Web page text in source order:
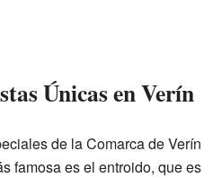
Únicas en Verín
de la Comarca de Verín
famosa es el entroido, que es